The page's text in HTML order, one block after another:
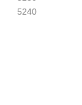
5240